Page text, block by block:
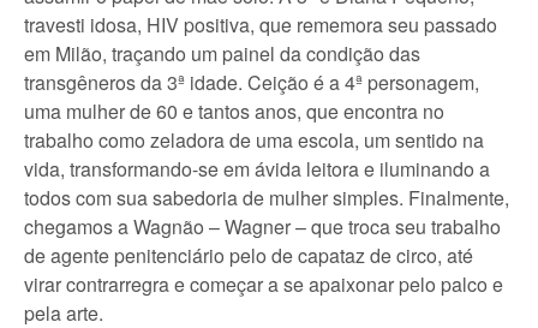
travesti idosa, HIV positiva, que rememora seu passado
em Milão, traçando um painel da condição das
transgêneros da 3ª idade. Ceição é a 4ª personagem,
uma mulher de 60 e tantos anos, que encontra no
trabalho como zeladora de uma escola, um sentido na
vida, transformando-se em ávida leitora e iluminando a
todos com sua sabedoria de mulher simples. Finalmente,
chegamos a Wagnão – Wagner – que troca seu trabalho
de agente penitenciário pelo de capataz de circo, até
virar contrarregra e começar a se apaixonar pelo palco e
pela arte.